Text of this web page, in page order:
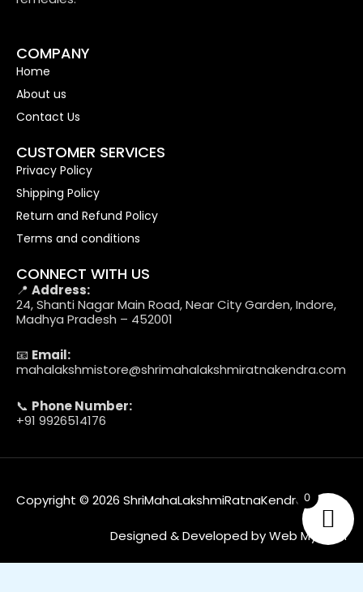
COMPANY
Home
About us
Contact Us
CUSTOMER SERVICES
Privacy Policy
Shipping Policy
Return and Refund Policy
Terms and conditions
CONNECT WITH US
📍 Address:
24, Shanti Nagar Main Road, Near City Garden, Indore,
Madhya Pradesh – 452001
📧 Email:
mahalakshmistore@shrimahalakshmiratnakendra.com
📞 Phone Number:
+91 9926514176
Copyright © 2026 ShriMahaLakshmiRatnaKendra
Designed & Developed by Web MyTech
0